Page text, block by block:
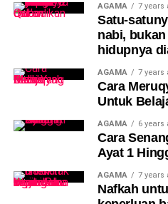
AGAMA 7 years
Satu-
nabi,
hidupnya
AGAMA 7 years
Cara
Untuk
AGAMA 6 years
Cara
Ayat 1
AGAMA 7 years
Nafkah